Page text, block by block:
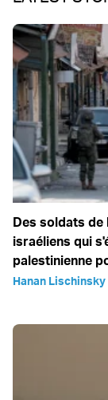
Des soldats de
israéliens qui
palestinienne
Hanan Lischinsky